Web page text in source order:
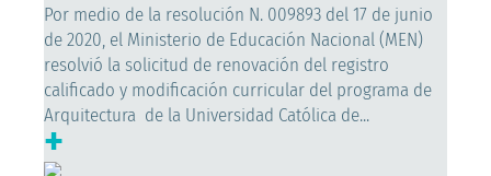
Por medio de la resolución N. 009893 del 17 de junio
de 2020, el Ministerio de Educación Nacional (MEN)
resolvió la solicitud de renovación del registro
calificado y modificación curricular del programa de
Arquitectura de la Universidad Católica de...
+